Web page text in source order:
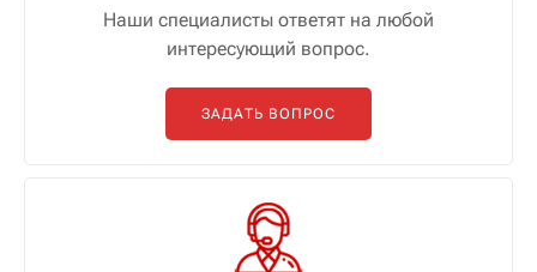
Наши специалисты ответят на любой
интересующий вопрос.
ЗАДАТЬ ВОПРОС